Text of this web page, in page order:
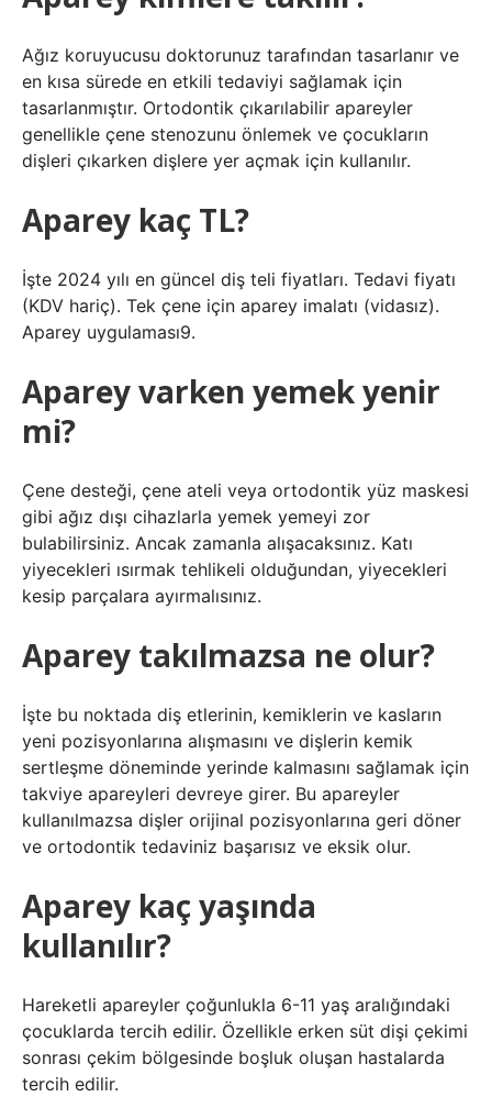
Ağız koruyucusu doktorunuz tarafından tasarlanır ve
en kısa sürede en etkili tedaviyi sağlamak için
tasarlanmıştır. Ortodontik çıkarılabilir apareyler
genellikle çene stenozunu önlemek ve çocukların
dişleri çıkarken dişlere yer açmak için kullanılır.
Aparey kaç TL?
İşte 2024 yılı en güncel diş teli fiyatları. Tedavi fiyatı
(KDV hariç). Tek çene için aparey imalatı (vidasız).
Aparey uygulaması9.
Aparey varken yemek yenir
mi?
Çene desteği, çene ateli veya ortodontik yüz maskesi
gibi ağız dışı cihazlarla yemek yemeyi zor
bulabilirsiniz. Ancak zamanla alışacaksınız. Katı
yiyecekleri ısırmak tehlikeli olduğundan, yiyecekleri
kesip parçalara ayırmalısınız.
Aparey takılmazsa ne olur?
İşte bu noktada diş etlerinin, kemiklerin ve kasların
yeni pozisyonlarına alışmasını ve dişlerin kemik
sertleşme döneminde yerinde kalmasını sağlamak için
takviye apareyleri devreye girer. Bu apareyler
kullanılmazsa dişler orijinal pozisyonlarına geri döner
ve ortodontik tedaviniz başarısız ve eksik olur.
Aparey kaç yaşında
kullanılır?
Hareketli apareyler çoğunlukla 6-11 yaş aralığındaki
çocuklarda tercih edilir. Özellikle erken süt dişi çekimi
sonrası çekim bölgesinde boşluk oluşan hastalarda
tercih edilir.